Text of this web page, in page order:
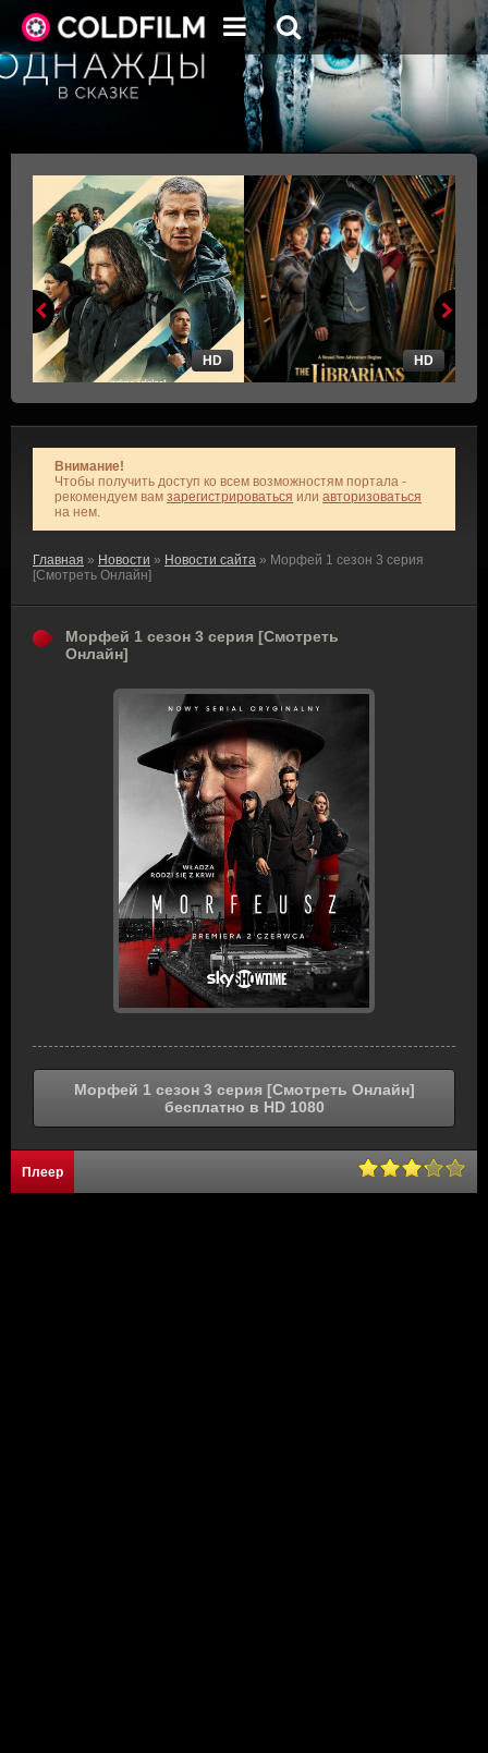
HD HD
Внимание!
Чтобы получить доступ ко всем возможностям портала -
рекомендуем вам зарегистрироваться или авторизоваться
на нем.
Главная » Новости » Новости сайта » Морфей 1 сезон 3 серия
[Смотреть Онлайн]
Морфей 1 сезон 3 серия [Смотреть
Онлайн]
Морфей 1 сезон 3 серия [Смотреть Онлайн]
бесплатно в HD 1080
Плеер